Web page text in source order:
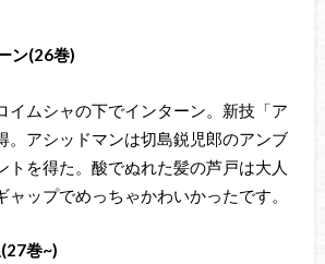
ン(26巻)
イムシャの下でインターン。新技「ア
。アシッドマンは切島鋭児郎のアンブ
トを得た。酸でぬれた髪の芦戸は大人
ャップでめっちゃかわいかったです。
巻~)